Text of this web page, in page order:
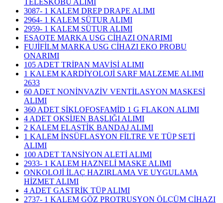
3087- 1 KALEM DREP DRAPE ALIMI
2964- 1 KALEM SÜTUR ALIMI
2959- 1 KALEM SÜTUR ALIMI
ESAOTE MARKA USG CİHAZI ONARIMI
FUJİFİLM MARKA USG CİHAZI EKO PROBU
ONARIMI
105 ADET TRİPAN MAVİSİ ALIMI
1 KALEM KARDİYOLOJİ SARF MALZEME ALIMI
2633
60 ADET NONİNVAZİV VENTİLASYON MASKESİ
ALIMI
360 ADET SİKLOFOSFAMİD 1 G FLAKON ALIMI
4 ADET OKSİJEN BAŞLIĞI ALIMI
2 KALEM ELASTİK BANDAJ ALIMI
1 KALEM İNSÜFLASYON FİLTRE VE TÜP SETİ
ALIMI
100 ADET TANSİYON ALETİ ALIMI
2933- 1 KALEM HAZNELİ MASKE ALIMI
ONKOLOJİ İLAÇ HAZIRLAMA VE UYGULAMA
HİZMET ALIMI
4 ADET GASTRİK TÜP ALIMI
2737- 1 KALEM GÖZ PROTRUSYON ÖLÇÜM CİHAZI